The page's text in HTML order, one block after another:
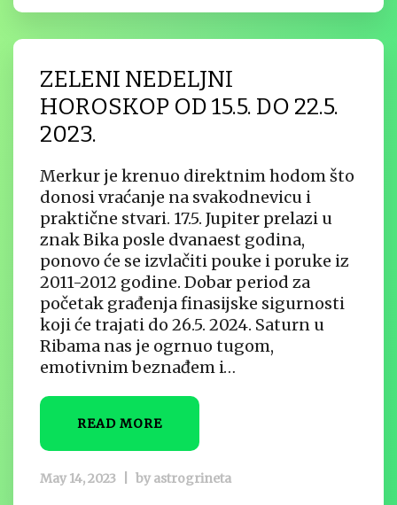
ZELENI NEDELJNI
HOROSKOP OD 15.5. DO 22.5.
2023.
Merkur je krenuo direktnim hodom što
donosi vraćanje na svakodnevicu i
praktične stvari. 17.5. Jupiter prelazi u
znak Bika posle dvanaest godina,
ponovo će se izvlačiti pouke i poruke iz
2011-2012 godine. Dobar period za
početak građenja finasijske sigurnosti
koji će trajati do 26.5. 2024. Saturn u
Ribama nas je ogrnuo tugom,
emotivnim beznađem i…
READ MORE
May 14, 2023 by astrogrineta